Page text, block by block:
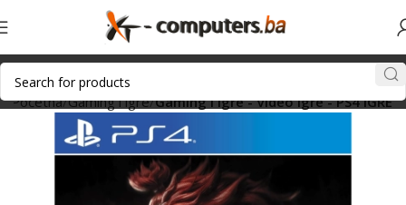
Početna Gaming i igre Gaming i igre - Video igre - PS4 IGRE